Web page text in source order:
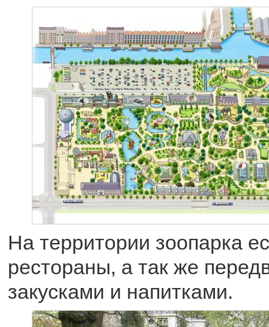
На территории зоопарка
рестораны, а так же
закусками и напитками.